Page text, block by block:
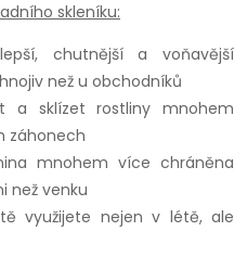
skleníku:
chutnější a voňavější
než u obchodníků
a sklízet rostliny mnohem
záhonech
mnohem více chráněna
než venku
využijete nejen v létě, ale